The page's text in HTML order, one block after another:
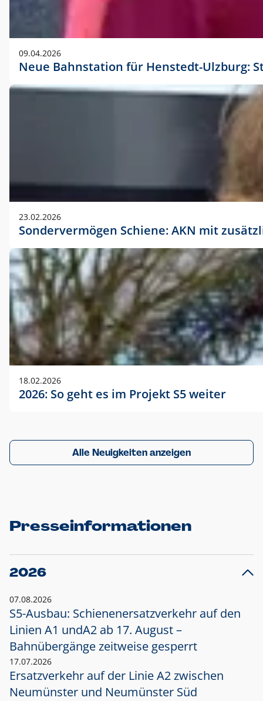
09.04.2026
Neue Bahnstation für Henstedt-Ulzburg:
23.02.2026
Sondervermögen Schiene: AKN mit
18.02.2026
2026: So geht es im Projekt S5 weiter
Alle Neuigkeiten anzeigen
Presseinformationen
2026
07.08.2026
S5-Ausbau: Schienenersatzverkehr auf den
Linien A1 undA2 ab 17. August –
Bahnübergänge zeitweise gesperrt
17.07.2026
Ersatzverkehr auf der Linie A2 zwischen
Neumünster und Neumünster Süd